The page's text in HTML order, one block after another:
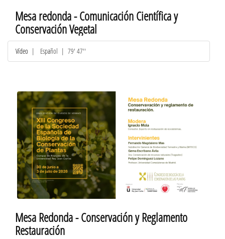
Mesa redonda - Comunicación Científica y
Conservación Vegetal
Vídeo | Español | 79' 47''
Mesa Redonda - Conservación y Reglamento
Restauración